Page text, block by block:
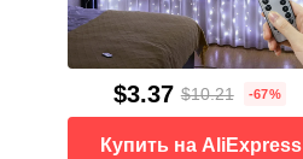
$3.37 $10.21 -67%
Купить на AliExpress